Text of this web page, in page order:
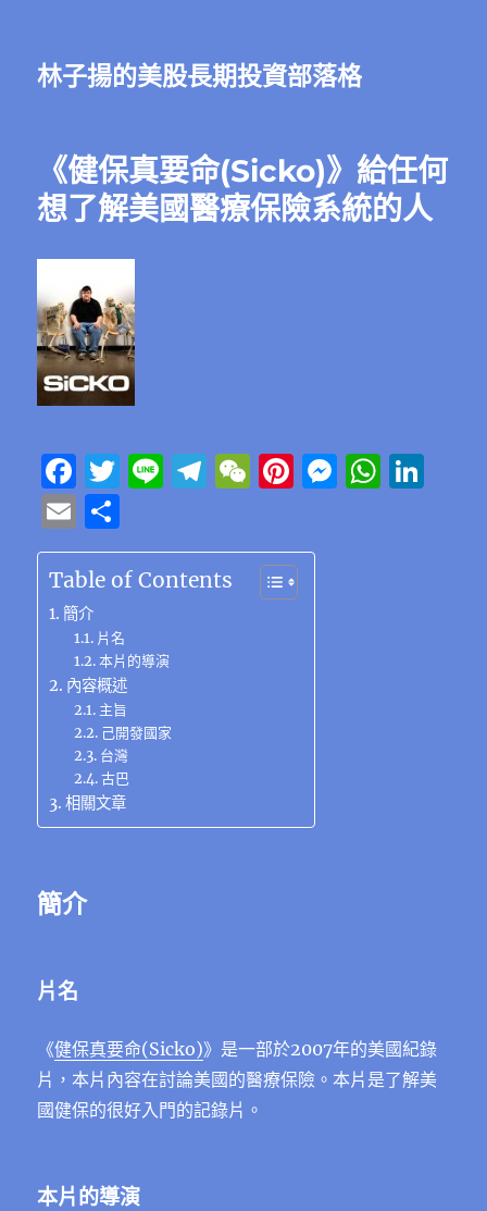
林子揚的美股長期投資部落格
《健保真要命(Sicko)》給任何
想了解美國醫療保險系統的人
F
a
c
e
b
o
o
k
T
it
te
Li
e
T
e
g
W
C
h
at
Pi
te
re
st
M W
E
m
ai
l
享
Table of Contents
簡介
片名
本片的導演
內容概述
主旨
己開發國家
台灣
古巴
相關文章
簡介
片名
《健保真要命(Sicko)》是一部於2007年的美國紀錄
片，本片內容在討論美國的醫療保險。本片是了解美
國健保的很好入門的記錄片。
本片的導演